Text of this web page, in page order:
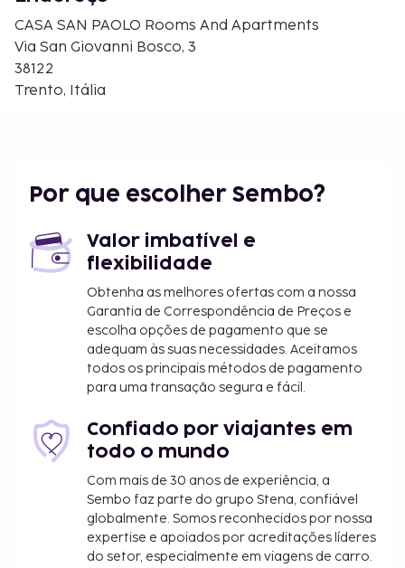
Museu de Ciência MuSe - 1,1 km/0,7 mi
Badia di San Lorenzo - 1,1 km/0,7 mi
O aeroporto principal mais próximo é o de Bolzano
(BZO) - 61,1 km/38 mi
manhãs da melhor forma com um pequeno-
almoço buffet grátis, servido diariamente entre as
O alojamento irá solicitar-lhe o pagamento dos
seguintes custos. Podem incluir os impostos
aplicáveis:
Imposto municipal: 1.50 EUR por pessoa, por
noite para um máximo de 10 noites. Este
imposto não é aplicado a crianças com menos
de 14 anos anos.
Incluímos todas as taxas que o alojamento nos
comunicou.
Estadia de animais de estimação: 10 EUR por
alojamento, por dia
A lista anterior pode não estar completa. As taxas e
os depósitos podem não incluir impostos e estão
CASA SAN PAOLO Rooms And Apartments
Via San Giovanni Bosco, 3
38122
Trento, Itália
Por que escolher Sembo?
Valor imbatível e
flexibilidade
Obtenha as melhores ofertas com a nossa
Garantia de Correspondência de Preços e
escolha opções de pagamento que se
adequam às suas necessidades. Aceitamos
todos os principais métodos de pagamento
para uma transação segura e fácil.
Confiado por viajantes em
todo o mundo
Com mais de 30 anos de experiência, a
Sembo faz parte do grupo Stena, confiável
globalmente. Somos reconhecidos por nossa
expertise e apoiados por acreditações líderes
do setor, especialmente em viagens de carro.